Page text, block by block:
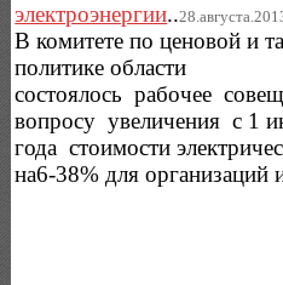
электроэнергии..
В комитете по ценовой и
политике области
состоялось рабочее
вопросу увеличения с 1
года стоимости
на6-38% для организаций